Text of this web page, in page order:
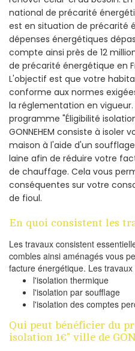
national de précarité
est en situation de précarité
dépenses énergétiques
compte ainsi près de 12
de précarité énergétique en
L'objectif est que votre
conforme aux normes
la réglementation en vigueur.
programme "Éligibilité
GONNEHEM consiste à isoler
maison à l'aide d'un
laine afin de réduire votre
de chauffage. Cela vous
conséquentes sur votre
de fioul.
En quoi consistent les
Les travaux consistent
combles ainsi aménagés vous
facture énergétique. Les
l'isolation thermique
l'isolation par soufflage
l'isolation des comptes
Qui peut bénéficier du
isolation 1€" ville de